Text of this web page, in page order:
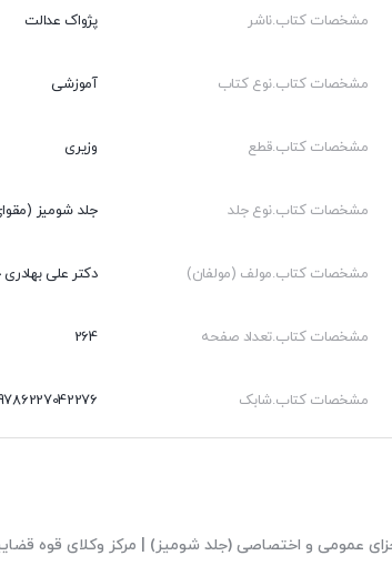
مشخصات کتاب.ناشر پژواک عدالت
مشخصات کتاب.نوع کتاب آموزشی
مشخصات کتاب.قطع وزیری
مشخصات کتاب.نوع جلد جلد شومیز
مشخصات کتاب.مولف (مولفان) دکتر علی
مشخصات کتاب.تعداد صفحه 264
مشخصات کتاب.شابک
عمومی و اختصاصی (جلد شومیز) | مرکز وکلای قوه